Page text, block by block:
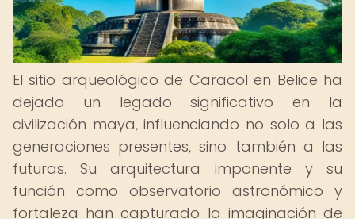
El sitio arqueológico de Caracol en Belice ha
dejado un legado significativo en la
civilización maya, influenciando no solo a las
generaciones presentes, sino también a las
futuras. Su arquitectura imponente y su
función como observatorio astronómico y
fortaleza han capturado la imaginación de